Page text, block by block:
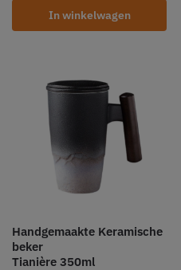
In winkelwagen
Handgemaakte Keramische
beker
Tianière 350ml